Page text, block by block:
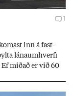
1
inn á fast­
lánaum­hverfi
mið­að er við 60